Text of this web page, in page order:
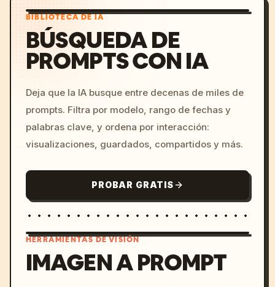
BIBLIOTECA DE IA
BÚSQUEDA DE
PROMPTS CON IA
Deja que la IA busque entre decenas de miles de
prompts. Filtra por modelo, rango de fechas y
palabras clave, y ordena por interacción:
visualizaciones, guardados, compartidos y más.
PROBAR GRATIS
HERRAMIENTAS DE VISIÓN
IMAGEN A PROMPT